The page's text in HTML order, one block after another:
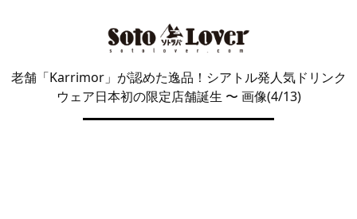
老舗「Karrimor」が認めた逸品！シアトル発人気ドリンク
ウェア日本初の限定店舗誕生 〜 画像(4/13)